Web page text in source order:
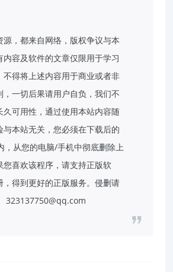
源，都来自网络，版权争议与本
内容及软件的文章仅限用于学习
不得将上述内容用于商业或者非
，一切后果请用户自负，我们不
久可用性，通过使用本站内容随
与本站无关，您必须在下载后的
，从您的电脑/手机中彻底删除上
您喜欢该程序，请支持正版软
，得到更好的正版服务。侵删请
323137750@qq.com